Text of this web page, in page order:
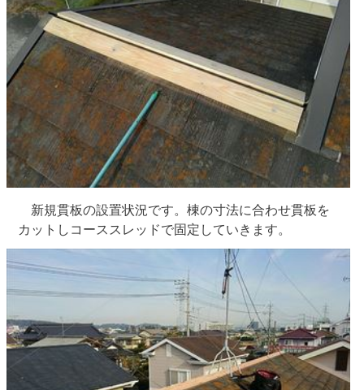
新規貫板の設置状況です。棟の寸法に合わせ貫板を
カットしコーススレッドで固定していきます。